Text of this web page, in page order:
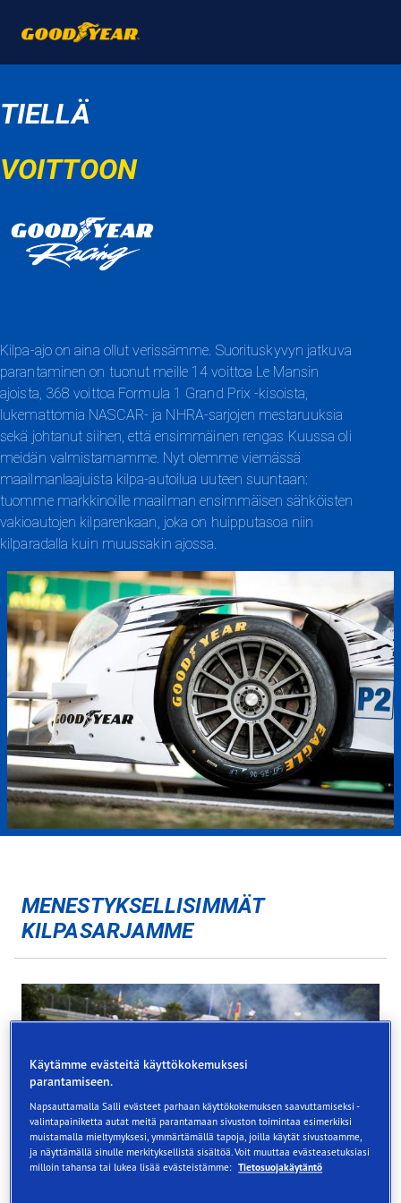
TIELLÄ
VOITTOON
Kilpa-ajo on aina ollut verissämme. Suorituskyvyn jatkuva
parantaminen on tuonut meille 14 voittoa Le Mansin
ajoista, 368 voittoa Formula 1 Grand Prix -kisoista,
lukemattomia NASCAR- ja NHRA-sarjojen mestaruuksia
sekä johtanut siihen, että ensimmäinen rengas Kuussa oli
meidän valmistamamme. Nyt olemme viemässä
maailmanlaajuista kilpa-autoilua uuteen suuntaan:
tuomme markkinoille maailman ensimmäisen sähköisten
vakioautojen kilparenkaan, joka on huipputasoa niin
kilparadalla kuin muussakin ajossa.
MENESTYKSELLISIMMÄT
KILPASARJAMME
Käytämme evästeitä käyttökokemuksesi
parantamiseen.
Napsauttamalla Salli evästeet parhaan käyttökokemuksen saavuttamiseksi -
valintapainiketta autat meitä parantamaan sivuston toimintaa esimerkiksi
muistamalla mieltymyksesi, ymmärtämällä tapoja, joilla käytät sivustoamme,
ja näyttämällä sinulle merkityksellistä sisältöä. Voit muuttaa evästeasetuksiasi
milloin tahansa tai lukea lisää evästeistämme: Tietosuojakäytäntö